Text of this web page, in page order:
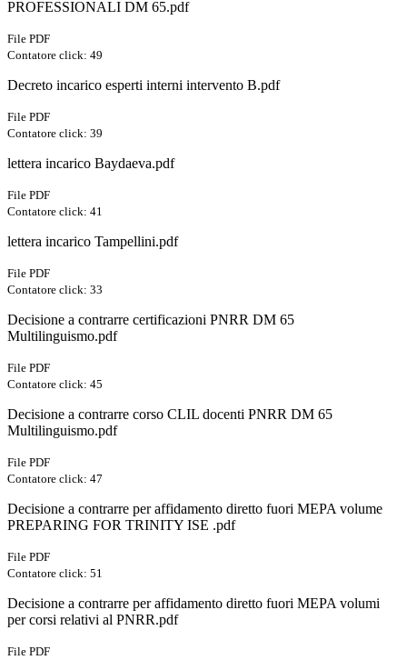
PROFESSIONALI DM 65.pdf
File PDF
Contatore click: 49
Decreto incarico esperti interni intervento B.pdf
File PDF
Contatore click: 39
lettera incarico Baydaeva.pdf
File PDF
Contatore click: 41
lettera incarico Tampellini.pdf
File PDF
Contatore click: 33
Decisione a contrarre certificazioni PNRR DM 65
Multilinguismo.pdf
File PDF
Contatore click: 45
Decisione a contrarre corso CLIL docenti PNRR DM 65
Multilinguismo.pdf
File PDF
Contatore click: 47
Decisione a contrarre per affidamento diretto fuori MEPA volume
PREPARING FOR TRINITY ISE .pdf
File PDF
Contatore click: 51
Decisione a contrarre per affidamento diretto fuori MEPA volumi
per corsi relativi al PNRR.pdf
File PDF